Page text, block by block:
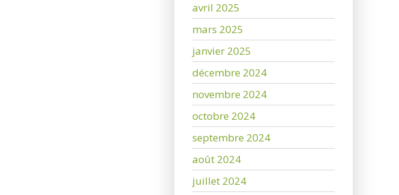
avril 2025
mars 2025
janvier 2025
décembre 2024
novembre 2024
octobre 2024
septembre 2024
août 2024
juillet 2024